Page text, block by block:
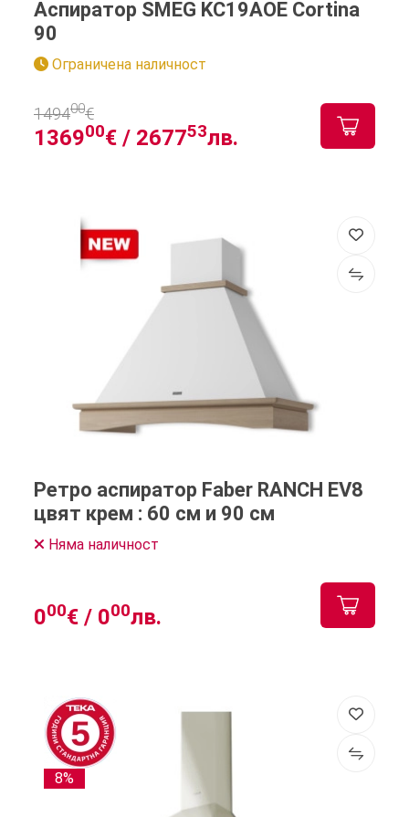
Аспиратор SMEG KC19AOE Cortina
90
Ограничена наличност
136900€ / 267753лв.
149400€
Ретро аспиратор Faber RANCH EV8
цвят крем : 60 см и 90 см
Няма наличност
000€ / 000лв.
8%